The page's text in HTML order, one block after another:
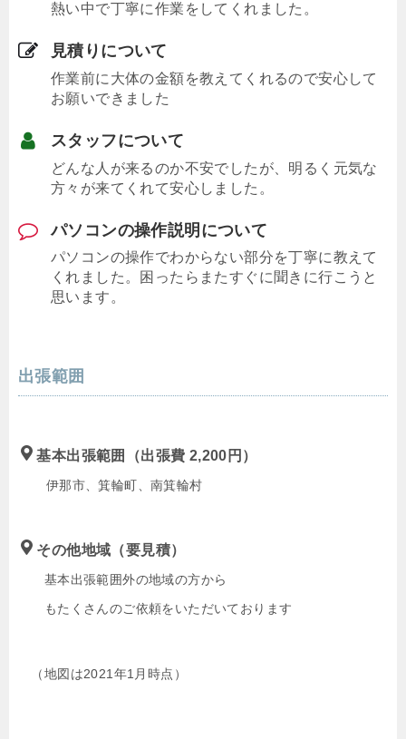
熱い中で丁寧に作業をしてくれました。
見積りについて
作業前に大体の金額を教えてくれるので安心して
お願いできました
スタッフについて
どんな人が来るのか不安でしたが、明るく元気な
方々が来てくれて安心しました。
パソコンの操作説明について
パソコンの操作でわからない部分を丁寧に教えて
くれました。困ったらまたすぐに聞きに行こうと
思います。
出張範囲
基本出張範囲（出張費 2,200円）
伊那市、箕輪町、南箕輪村
その他地域（要見積）
基本出張範囲外の地域の方から
もたくさんのご依頼をいただいております
（地図は2021年1月時点）